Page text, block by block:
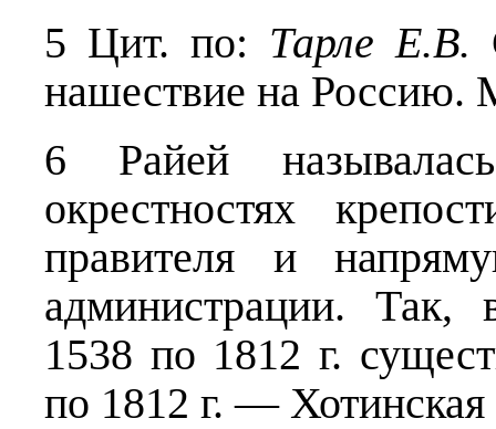
5 Цит. по: Тарле Е.В.
нашествие на
6 Райей
окрестностях
правителя и
администрации. Так,
1538 по 1812 г.
по 1812 г. — Хотинская